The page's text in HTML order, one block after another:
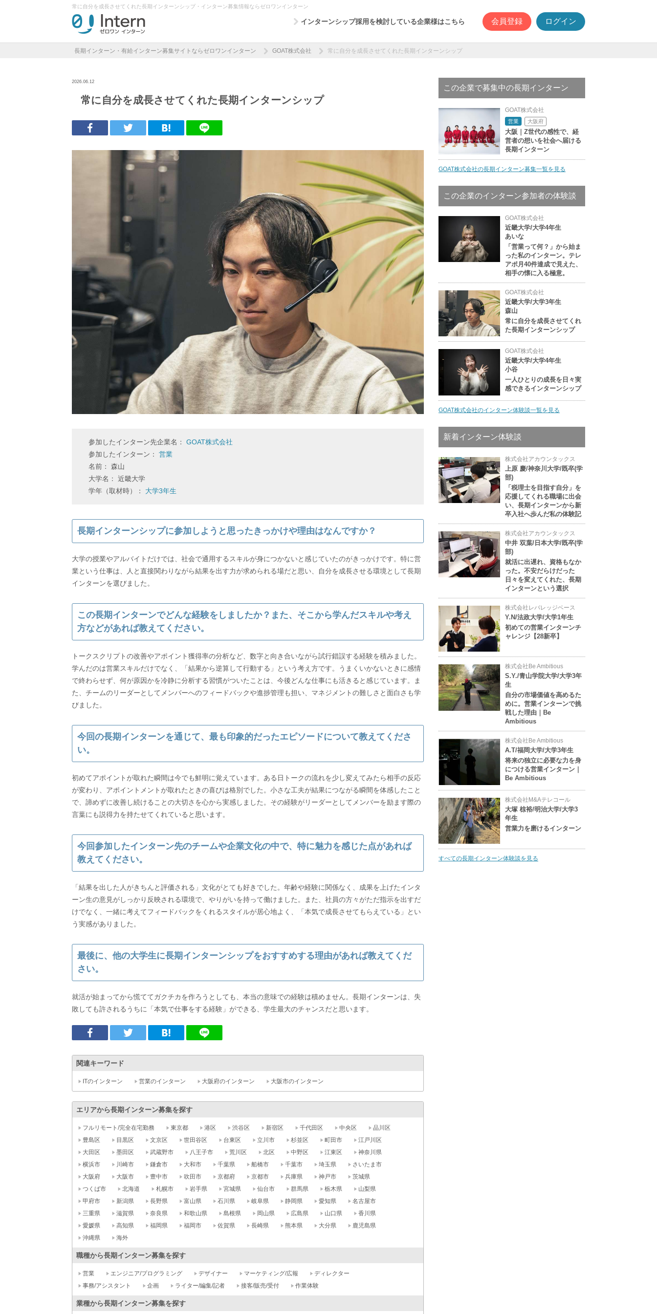
常に自分を成長させてくれた長期インターンシップ・インターン募集情報ならゼロワンインターン
インターンシップ採用を検討している企業様はこちら 会員登録 ログイン
長期インターン・有給インターン募集サイトならゼロワンインターン GOAT株式会社 常に自分を成長させてくれた長期インターンシップ
2026.06.12
常に自分を成長させてくれた長期インターンシップ
参加したインターン先企業名： GOAT株式会社
参加したインターン： 営業
名前： 森山
大学名： 近畿大学
学年（取材時）： 大学3年生
長期インターンシップに参加しようと思ったきっかけや理由はなんですか？
大学の授業やアルバイトだけでは、社会で通用するスキルが身につかないと感じていたのがきっかけです。特に営
業という仕事は、人と直接関わりながら結果を出す力が求められる場だと思い、自分を成長させる環境として長期
インターンを選びました。
この長期インターンでどんな経験をしましたか？また、そこから学んだスキルや考え
方などがあれば教えてください。
トークスクリプトの改善やアポイント獲得率の分析など、数字と向き合いながら試行錯誤する経験を積みました。
学んだのは営業スキルだけでなく、「結果から逆算して行動する」という考え方です。うまくいかないときに感情
で終わらせず、何が原因かを冷静に分析する習慣がついたことは、今後どんな仕事にも活きると感じています。ま
た、チームのリーダーとしてメンバーへのフィードバックや進捗管理も担い、マネジメントの難しさと面白さも学
びました。
今回の長期インターンを通じて、最も印象的だったエピソードについて教えてくださ
い。
初めてアポイントが取れた瞬間は今でも鮮明に覚えています。ある日トークの流れを少し変えてみたら相手の反応
が変わり、アポイントメントが取れたときの喜びは格別でした。小さな工夫が結果につながる瞬間を体感したこと
で、諦めずに改善し続けることの大切さを心から実感しました。その経験がリーダーとしてメンバーを励ます際の
言葉にも説得力を持たせてくれていると思います。
今回参加したインターン先のチームや企業文化の中で、特に魅力を感じた点があれば
教えてください。
「結果を出した人がきちんと評価される」文化がとても好きでした。年齢や経験に関係なく、成果を上げたインタ
ーン生の意見がしっかり反映される環境で、やりがいを持って働けました。また、社員の方々がただ指示を出すだ
けでなく、一緒に考えてフィードバックをくれるスタイルが居心地よく、「本気で成長させてもらえている」とい
う実感がありました。
最後に、他の大学生に長期インターンシップをおすすめする理由があれば教えてくだ
さい。
就活が始まってから慌ててガクチカを作ろうとしても、本当の意味での経験は積めません。長期インターンは、失
敗しても許されるうちに「本気で仕事をする経験」ができる、学生最大のチャンスだと思います。
関連キーワード
ITのインターン 営業のインターン 大阪府のインターン 大阪市のインターン
エリアから長期インターン募集を探す
フルリモート/完全在宅勤務 東京都 港区 渋谷区 新宿区 千代田区 中央区
品川区
豊島区
目黒区 文京区 世田谷区 台東区 立川市 杉並区 町田市
江戸川区
大田区
墨田区 武蔵野市 八王子市 荒川区 北区 中野区 江東区
神奈川県
横浜市
川崎市 鎌倉市 大和市 千葉県 船橋市 千葉市 埼玉県
さいたま市
大阪府
大阪市 豊中市 吹田市 京都府 京都市 兵庫県 神戸市
茨城県
つくば市
北海道 札幌市 岩手県 宮城県 仙台市 群馬県 栃木県
山梨県
甲府市
新潟県 長野県 富山県 石川県 岐阜県 静岡県 愛知県
名古屋市
三重県
滋賀県 奈良県 和歌山県 島根県 岡山県 広島県 山口県
香川県
愛媛県
高知県 福岡県 福岡市 佐賀県 長崎県 熊本県 大分県
鹿児島県
沖縄県
海外
職種から長期インターン募集を探す
営業 エンジニア/プログラミング デザイナー マーケティング/広報
ディレクター
事務/アシスタント
企画 ライター/編集/記者 接客/販売/受付 作業体験
業種から長期インターン募集を探す
この企業で募集中の長期インターン
GOAT株式会社
営業 大阪府
大阪｜Z世代の感性で、経
営者の想いを社会へ届ける
長期インターン
GOAT株式会社の長期インターン募集一覧を見る
この企業のインターン参加者の体験談
GOAT株式会社
近畿大学/大学4年生
あいな
「営業って何？」から始ま
った私のインターン。テレ
アポ月40件達成で見えた、
相手の懐に入る極意。
GOAT株式会社
近畿大学/大学3年生
森山
常に自分を成長させてくれ
た長期インターンシップ
GOAT株式会社
近畿大学/大学4年生
小谷
一人ひとりの成長を日々実
感できるインターンシップ
GOAT株式会社のインターン体験談一覧を見る
新着インターン体験談
株式会社アカウンタックス
上原 慶/神奈川大学/既卒(学
部)
「税理士を目指す自分」を
応援してくれる職場に出会
い、長期インターンから新
卒入社へ歩んだ私の体験記
株式会社アカウンタックス
中井 双葉/日本大学/既卒(学
部)
就活に出遅れ、資格もなか
った。不安だらけだった
日々を変えてくれた、長期
インターンという選択
株式会社レバレッジベース
Y.N/法政大学/大学1年生
初めての営業インターンチ
ャレンジ【28新卒】
株式会社Be Ambitious
S.Y./青山学院大学/大学3年
生
自分の市場価値を高めるた
めに。営業インターンで挑
戦した理由｜Be
Ambitious
株式会社Be Ambitious
A.T/福岡大学/大学3年生
将来の独立に必要な力を身
につける営業インターン｜
Be Ambitious
株式会社M&Aテレコール
大塚 椋裕/明治大学/大学3
年生
営業力を磨けるインターン
すべての長期インターン体験談を見る